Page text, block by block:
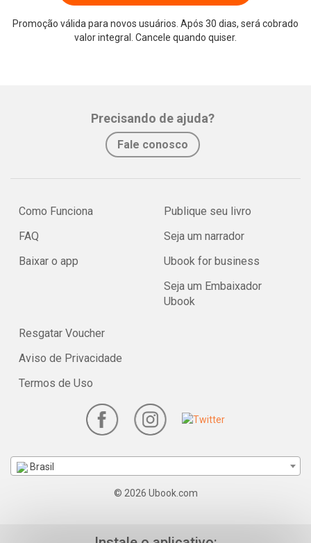
Promoção válida para novos usuários. Após 30 dias, será cobrado
valor integral. Cancele quando quiser.
Precisando de ajuda?
Fale conosco
Como Funciona
FAQ
Baixar o app
Publique seu livro
Seja um narrador
Ubook for business
Seja um Embaixador
Ubook
Resgatar Voucher
Aviso de Privacidade
Termos de Uso
Brasil
© 2026 Ubook.com